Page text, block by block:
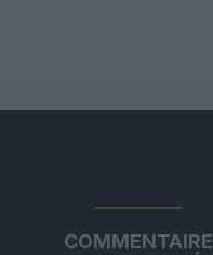
COMMENTAIRE